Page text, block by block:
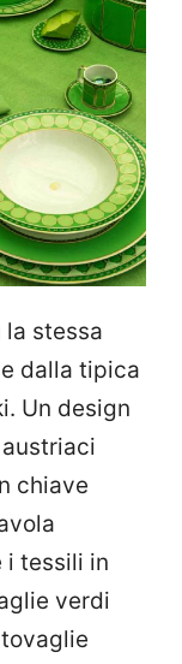
la stessa
dalla tipica
Un design
chiave
i tessili in
verdi